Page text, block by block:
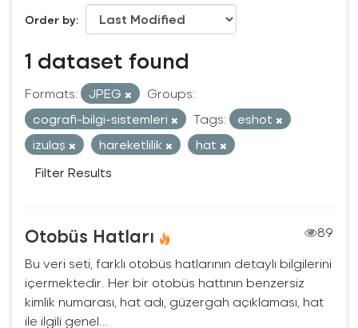
Order by
1 dataset found
Formats: JPEG
Groups:
cografi-bilgi-sistemleri
Tags:
eshot
izulaş
hareketlilik
hat
Filter Results
Otobüs Hatları
89
Bu veri seti, farklı otobüs hatlarının detaylı bilgilerini
içermektedir. Her bir otobüs hattının benzersiz
kimlik numarası, hat adı, güzergah açıklaması, hat
ile ilgili genel...